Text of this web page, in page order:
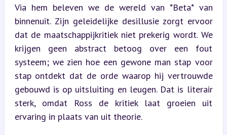
Via hem beleven we de wereld van *Beta* van
binnenuit. Zijn geleidelijke desillusie zorgt ervoor
dat de maatschappijkritiek niet prekerig wordt. We
krijgen geen abstract betoog over een fout
systeem; we zien hoe een gewone man stap voor
stap ontdekt dat de orde waarop hij vertrouwde
gebouwd is op uitsluiting en leugen. Dat is literair
sterk, omdat Ross de kritiek laat groeien uit
ervaring in plaats van uit theorie.